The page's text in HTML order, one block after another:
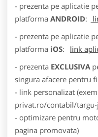
- prezenta pe aplicatie
platforma ANDROID:
- prezenta pe aplicatie
platforma iOS:
link
- prezenta EXCLUSIVA
singura afacere pentru
- link personalizat
privat.ro/contabil/
- optimizare pentru
pagina promovata)